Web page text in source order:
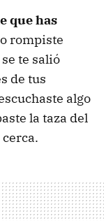
que has
rompiste
te salió
de tus
algo
la taza del